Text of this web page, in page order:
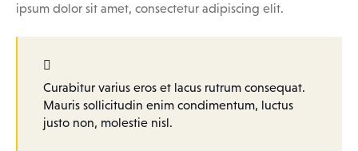
ipsum dolor sit amet, consectetur adipiscing elit.
Curabitur varius eros et lacus rutrum consequat.
Mauris sollicitudin enim condimentum, luctus
justo non, molestie nisl.